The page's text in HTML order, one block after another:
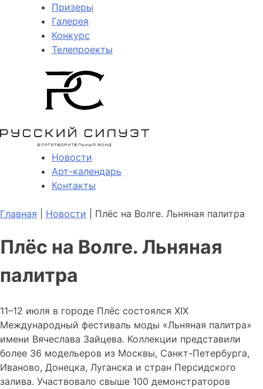
Призеры
Галерея
Конкурс
Телепроекты
Новости
Арт-календарь
Контакты
Главная Новости | Плёс на Волге. Льняная палитра
Плёс на Волге. Льняная
палитра
11–12 июля в городе Плёс состоялся XIX
Международный фестиваль моды «Льняная палитра»
имени Вячеслава Зайцева. Коллекции представили
более 36 модельеров из Москвы, Санкт-Петербурга,
Иваново, Донецка, Луганска и стран Персидского
залива. Участвовало свыше 100 демонстраторов